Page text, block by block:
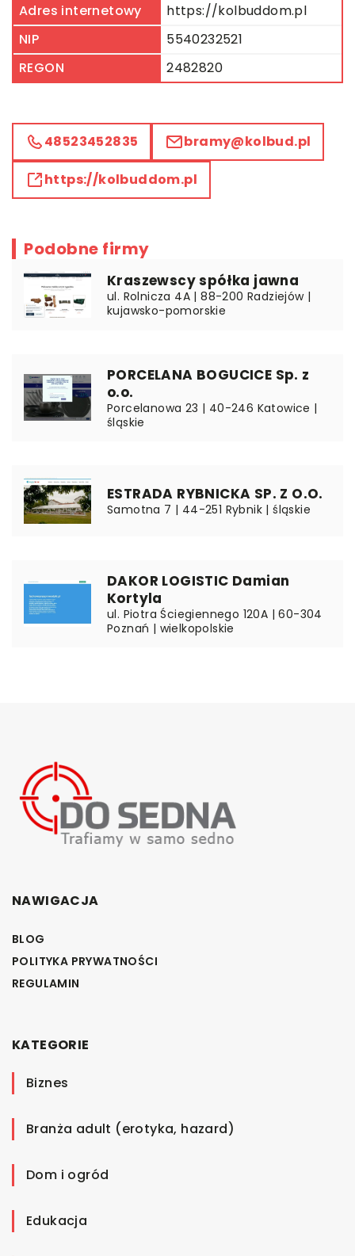
Adres internetowy
https://kolbuddom.pl
NIP
5540232521
REGON
2482820
48523452835 bramy@kolbud.pl
https://kolbuddom.pl
Podobne firmy
Kraszewscy spółka jawna
ul. Rolnicza 4A | 88-200 Radziejów |
kujawsko-pomorskie
PORCELANA BOGUCICE Sp. z
o.o.
Porcelanowa 23 | 40-246 Katowice |
śląskie
ESTRADA RYBNICKA SP. Z O.O.
Samotna 7 | 44-251 Rybnik | śląskie
DAKOR LOGISTIC Damian
Kortyla
ul. Piotra Ściegiennego 120A | 60-304
Poznań | wielkopolskie
NAWIGACJA
BLOG
POLITYKA PRYWATNOŚCI
REGULAMIN
KATEGORIE
Biznes
Branża adult (erotyka, hazard)
Dom i ogród
Edukacja